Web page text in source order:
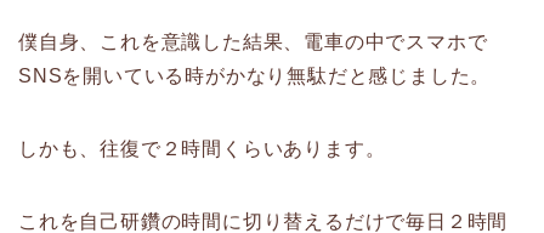
僕自身、これを意識した結果、電車の中でスマホで
SNSを開いている時がかなり無駄だと感じました。
しかも、往復で２時間くらいあります。
これを自己研鑽の時間に切り替えるだけで毎日２時間